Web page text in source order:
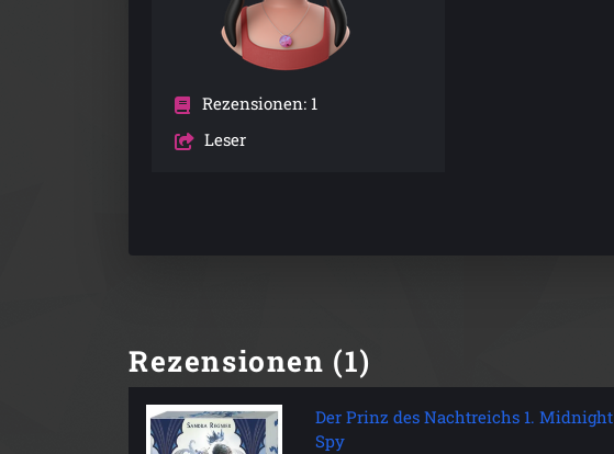
Rezensionen: 1
Leser
Rezensionen (1)
Der Prinz des Nachtreichs 1. Midnight
Spy